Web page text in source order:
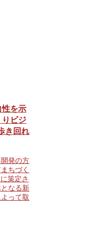
性を示
りビジ
き回れ
発の方
ちづく
策定さ
なる新
って取